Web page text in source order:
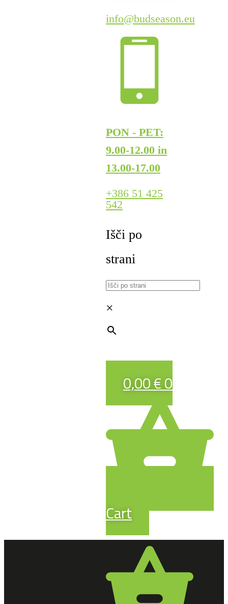
info@budseason.eu
PON - PET:
9.00-12.00 in
13.00-17.00
+386 51 425
542
Išči po
strani
×
0,00€0
Cart